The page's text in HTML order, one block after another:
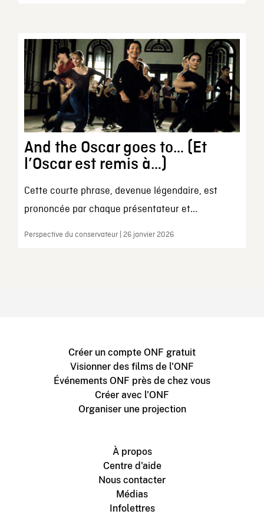
And the Oscar goes to… (Et
l’Oscar est remis à…)
Cette courte phrase, devenue légendaire, est
prononcée par chaque présentateur et...
Perspective du conservateur | 26 janvier 2026
Créer un compte ONF gratuit
Visionner des films de l'ONF
Événements ONF près de chez vous
Créer avec l'ONF
Organiser une projection
À propos
Centre d'aide
Nous contacter
Médias
Infolettres